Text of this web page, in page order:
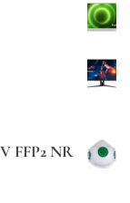
FFP2 NR